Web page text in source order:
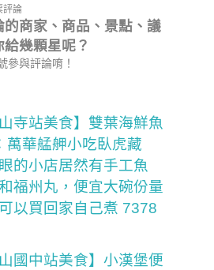
評論
的商家、商品、景點、議
幾顆星呢？
參與評論唷！
山寺站美食】雙葉海鮮魚
萬華艋舺小吃臥虎藏
的小店居然有手工魚
福州丸，便宜大碗份量
以買回家自己煮 7378
山國中站美食】小漢堡便